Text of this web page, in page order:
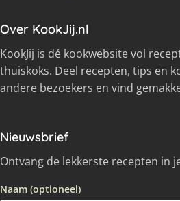
Over KookJij.nl
KookJij is dé kookwebsite vol
thuiskoks. Deel recepten, tips en
andere bezoekers en vind
Nieuwsbrief
Ontvang de lekkerste recepten in
Naam (optioneel)